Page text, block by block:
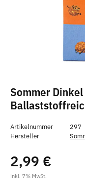
Sommer
Artikelnummer
297
Hersteller
2,99 €
inkl. 7% MwSt.